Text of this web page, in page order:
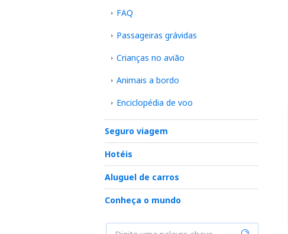
FAQ
Passageiras grávidas
Crianças no avião
Animais a bordo
Enciclopédia de voo
Seguro viagem
Hotéis
Aluguel de carros
Conheça o mundo